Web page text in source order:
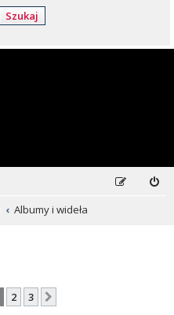
Szukaj
Albumy i wideła
2 3